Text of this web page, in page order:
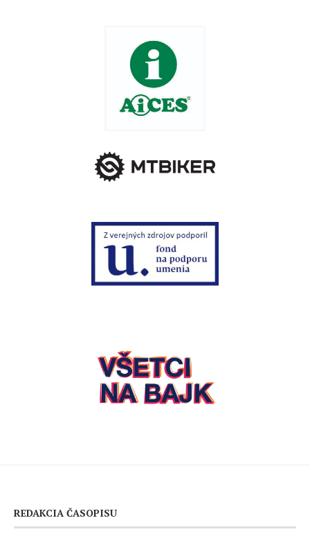
REDAKCIA ČASOPISU